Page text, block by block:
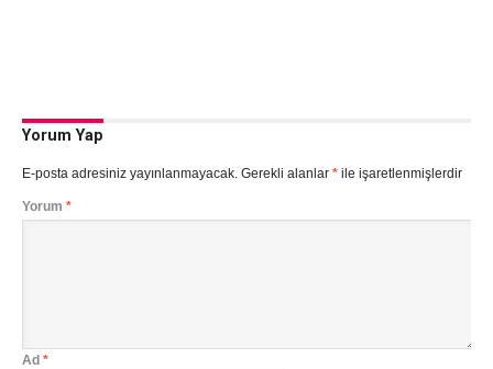
Yorum Yap
E-posta adresiniz yayınlanmayacak. Gerekli alanlar *ile işaretlenmişlerdir
Yorum *
Ad *